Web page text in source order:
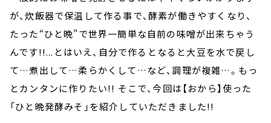
が、炊飯器で保温して作る事で、酵素が働きやすくなり、
たった“ひと晩”で世界一簡単な自前の味噌が出来ちゃう
んです!!...とはいえ、自分で作るとなると大豆を水で戻し
て…煮出して…柔らかくして…など、調理が複雑…。もっ
とカンタンに作りたい!! そこで、今回は【おから】使った
「ひと晩発酵みそ」を紹介していただきました!!